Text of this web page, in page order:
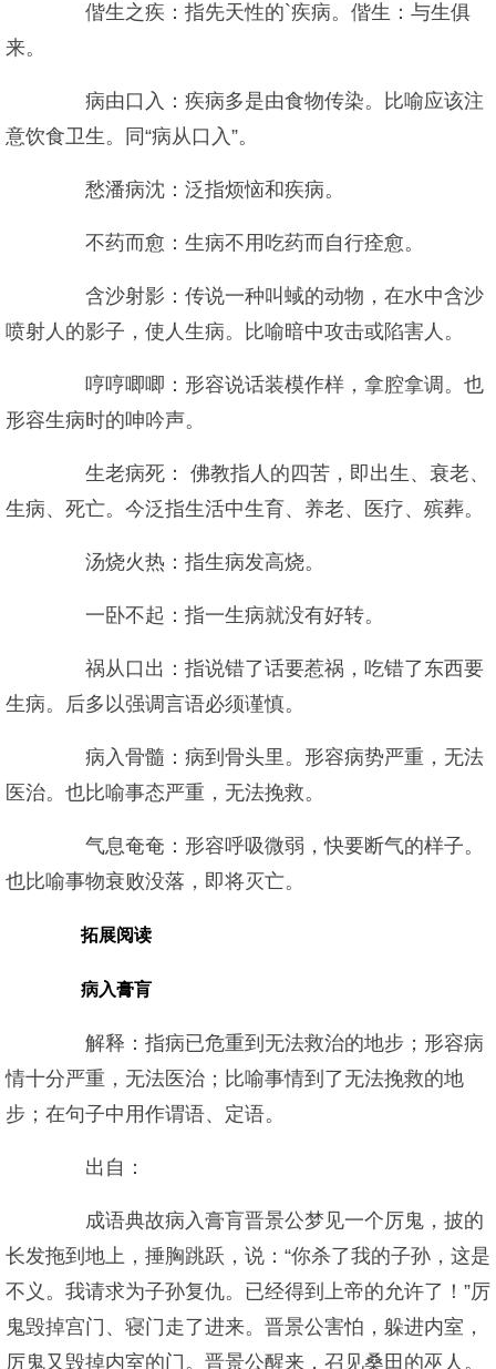
偕生之疾：指先天性的`疾病。偕生：与生俱
来。
病由口入：疾病多是由食物传染。比喻应该注
意饮食卫生。同“病从口入”。
愁潘病沈：泛指烦恼和疾病。
不药而愈：生病不用吃药而自行痊愈。
含沙射影：传说一种叫蜮的动物，在水中含沙
喷射人的影子，使人生病。比喻暗中攻击或陷害人。
哼哼唧唧：形容说话装模作样，拿腔拿调。也
形容生病时的呻吟声。
生老病死： 佛教指人的四苦，即出生、衰老、
生病、死亡。今泛指生活中生育、养老、医疗、殡葬。
汤烧火热：指生病发高烧。
一卧不起：指一生病就没有好转。
祸从口出：指说错了话要惹祸，吃错了东西要
生病。后多以强调言语必须谨慎。
病入骨髓：病到骨头里。形容病势严重，无法
医治。也比喻事态严重，无法挽救。
气息奄奄：形容呼吸微弱，快要断气的样子。
也比喻事物衰败没落，即将灭亡。
拓展阅读
病入膏肓
解释：指病已危重到无法救治的地步；形容病
情十分严重，无法医治；比喻事情到了无法挽救的地
步；在句子中用作谓语、定语。
出自：
成语典故病入膏肓晋景公梦见一个厉鬼，披的
长发拖到地上，捶胸跳跃，说：“你杀了我的子孙，这是
不义。我请求为子孙复仇。已经得到上帝的允许了！”厉
鬼毁掉宫门、寝门走了进来。晋景公害怕，躲进内室，
厉鬼又毁掉内室的门。晋景公醒来，召见桑田的巫人。